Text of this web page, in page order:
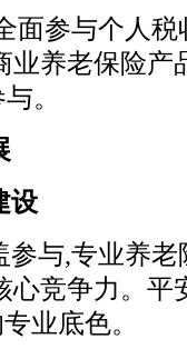
面参与个人
业养老保险产
。
设
参与,专业养
心竞争力。平
业底色。